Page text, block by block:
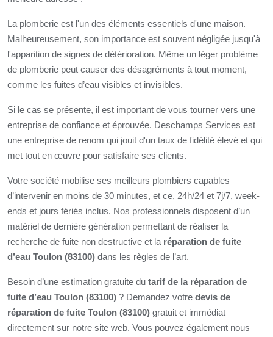
La plomberie est l'un des éléments essentiels d'une maison.
Malheureusement, son importance est souvent négligée jusqu'à
l'apparition de signes de détérioration. Même un léger problème
de plomberie peut causer des désagréments à tout moment,
comme les fuites d’eau visibles et invisibles.
Si le cas se présente, il est important de vous tourner vers une
entreprise de confiance et éprouvée. Deschamps Services est
une entreprise de renom qui jouit d'un taux de fidélité élevé et qui
met tout en œuvre pour satisfaire ses clients.
Votre société mobilise ses meilleurs plombiers capables
d’intervenir en moins de 30 minutes, et ce, 24h/24 et 7j/7, week-
ends et jours fériés inclus. Nos professionnels disposent d’un
matériel de dernière génération permettant de réaliser la
recherche de fuite non destructive et la réparation de fuite
d’eau Toulon (83100) dans les règles de l’art.
Besoin d’une estimation gratuite du tarif de la réparation de
fuite d’eau Toulon (83100) ? Demandez votre devis de
réparation de fuite Toulon (83100) gratuit et immédiat
directement sur notre site web. Vous pouvez également nous